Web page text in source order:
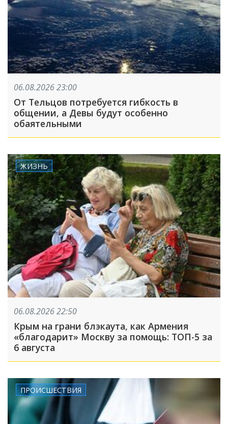
06.08.2026 23:00
От Тельцов потребуется гибкость в
общении, а Девы будут особенно
обаятельными
ЖИЗНЬ
06.08.2026 22:50
Крым на грани блэкаута, как Армения
«благодарит» Москву за помощь: ТОП-5 за
6 августа
ПРОИСШЕСТВИЯ